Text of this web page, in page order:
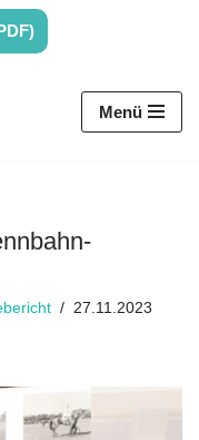
Menü
27.11.2023